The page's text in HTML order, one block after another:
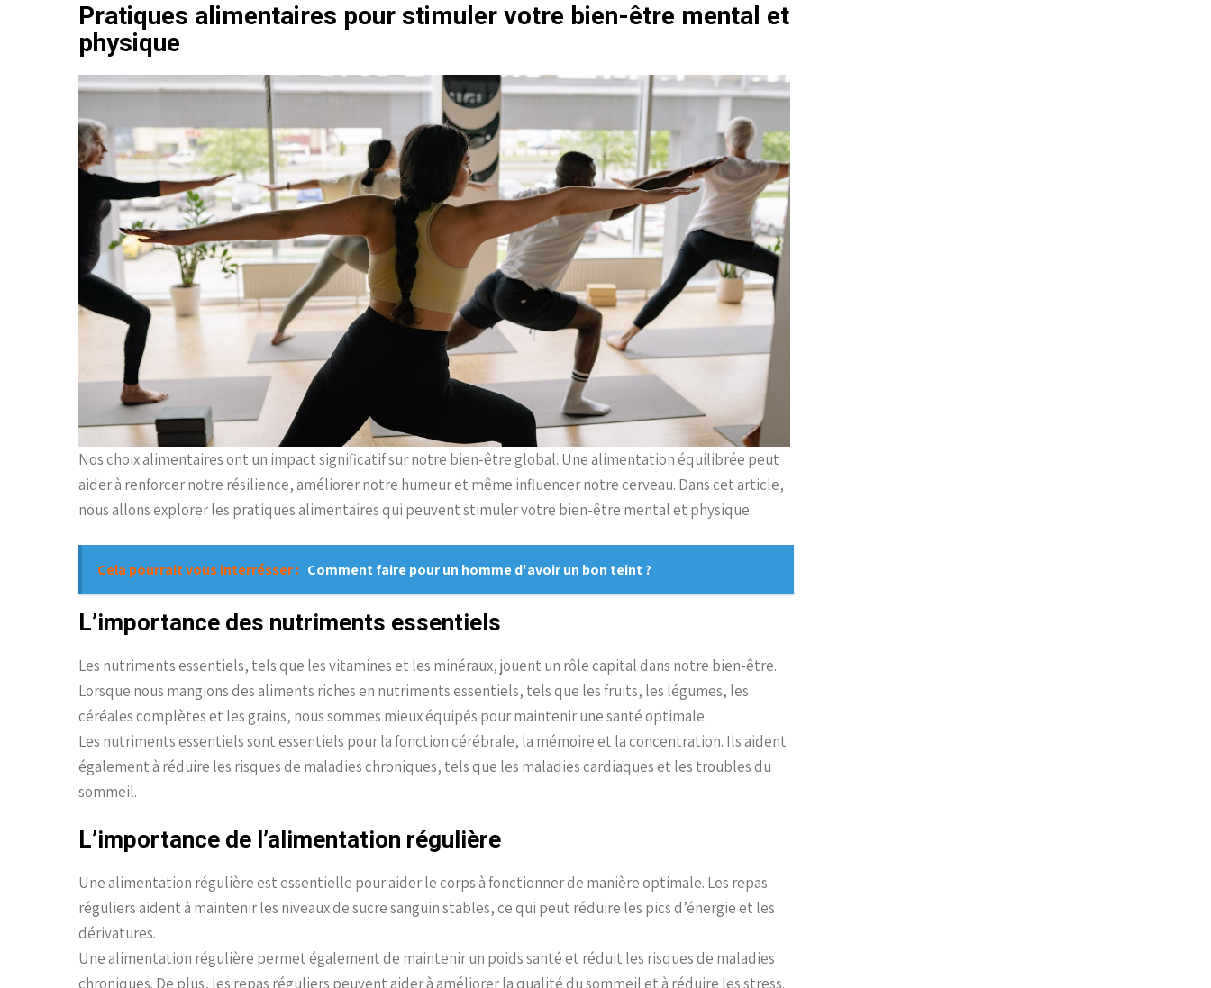
Pratiques alimentaires pour stimuler votre bien-être mental et
physique
Nos choix alimentaires ont un impact significatif sur notre bien-être global. Une alimentation équilibrée peut
aider à renforcer notre résilience, améliorer notre humeur et même influencer notre cerveau. Dans cet article,
nous allons explorer les pratiques alimentaires qui peuvent stimuler votre bien-être mental et physique.
Cela pourrait vous interrésser : Comment faire pour un homme d'avoir un bon teint ?
L’importance des nutriments essentiels
Les nutriments essentiels, tels que les vitamines et les minéraux, jouent un rôle capital dans notre bien-être.
Lorsque nous mangions des aliments riches en nutriments essentiels, tels que les fruits, les légumes, les
céréales complètes et les grains, nous sommes mieux équipés pour maintenir une santé optimale.
Les nutriments essentiels sont essentiels pour la fonction cérébrale, la mémoire et la concentration. Ils aident
également à réduire les risques de maladies chroniques, tels que les maladies cardiaques et les troubles du
sommeil.
L’importance de l’alimentation régulière
Une alimentation régulière est essentielle pour aider le corps à fonctionner de manière optimale. Les repas
réguliers aident à maintenir les niveaux de sucre sanguin stables, ce qui peut réduire les pics d’énergie et les
dérivatures.
Une alimentation régulière permet également de maintenir un poids santé et réduit les risques de maladies
chroniques. De plus, les repas réguliers peuvent aider à améliorer la qualité du sommeil et à réduire les stress.